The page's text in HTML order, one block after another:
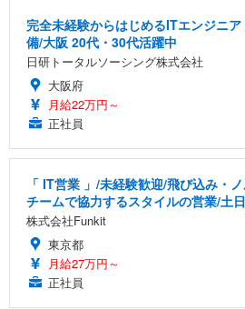
完全未経験からはじめるITエンジニ
備/大阪 20代・30代活躍中
日研トータルソーシング株式会社
大阪府
月給22万円～
正社員
「 IT営業 」/未経験歓迎/飛び込み・
チームで協力するスタイルの営業/土
株式会社Funkit
東京都
月給27万円～
正社員